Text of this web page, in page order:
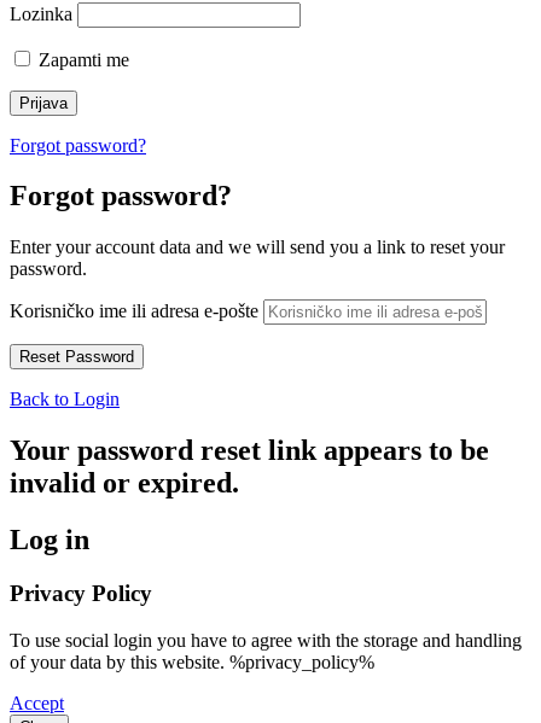
Lozinka
Zapamti me
Forgot password?
Forgot password?
Enter your account data and we will send you a link to reset your
password.
Korisničko ime ili adresa e-pošte
Back to Login
Your password reset link appears to be
invalid or expired.
Log in
Privacy Policy
To use social login you have to agree with the storage and handling
of your data by this website. %privacy_policy%
Accept